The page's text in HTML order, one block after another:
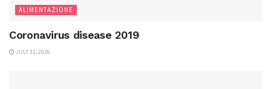
ALIMENTAZIONE
Coronavirus disease 2019
JULY 31, 2026